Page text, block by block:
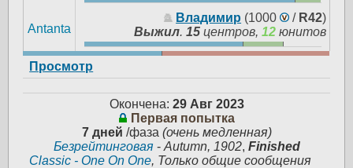
Antanta
Владимир (1000 / R42)
Выжил.15 центров,12 юнитов
Просмотр
Окончена: 29 Авг 2023
Первая попытка
7 дней /фаза (очень медленная)
Безрейтинговая- Autumn, 1902, Finished
Classic - One On One, Только общие сообщения